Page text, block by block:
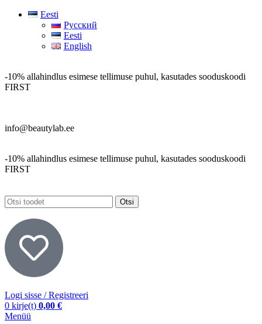
Eesti
Русский
Eesti
English
-10% allahindlus esimese tellimuse puhul, kasutades sooduskoodi
FIRST
info@beautylab.ee
-10% allahindlus esimese tellimuse puhul, kasutades sooduskoodi
FIRST
Otsi
Logi sisse / Registreeri
0 kirje(t) 0,00 €
Menüü